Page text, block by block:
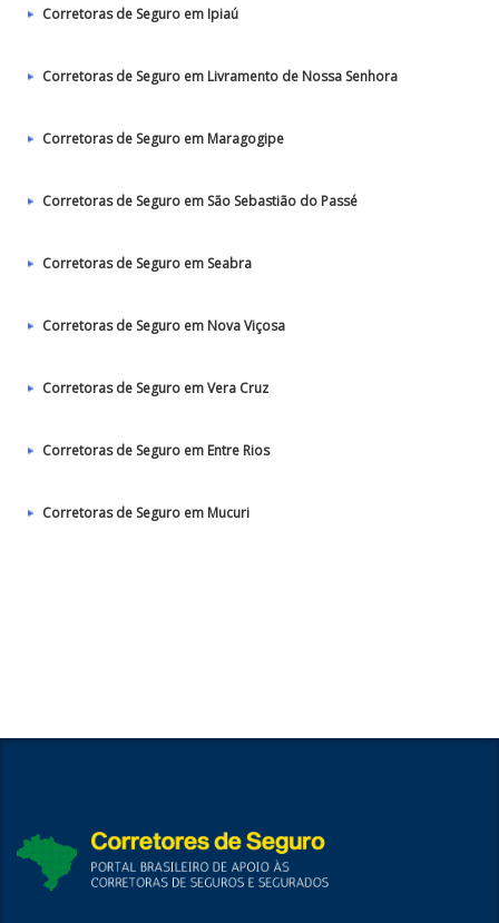
Corretoras de Seguro em Ipiaú
Corretoras de Seguro em Livramento de Nossa Senhora
Corretoras de Seguro em Maragogipe
Corretoras de Seguro em São Sebastião do Passé
Corretoras de Seguro em Seabra
Corretoras de Seguro em Nova Viçosa
Corretoras de Seguro em Vera Cruz
Corretoras de Seguro em Entre Rios
Corretoras de Seguro em Mucuri